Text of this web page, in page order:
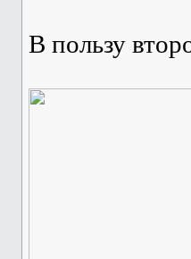
В пользу